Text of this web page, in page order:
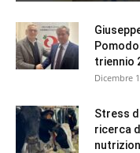
triennio
Dicembre
Stress
ricerca